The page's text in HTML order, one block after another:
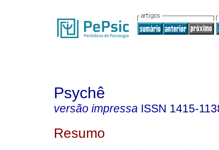
Psychê
versão impressa ISSN 1415-
Resumo